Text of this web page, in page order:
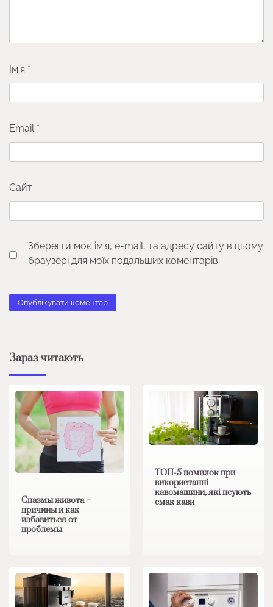
Ім'я *
Email *
Сайт
Зберегти моє ім'я, e-mail, та адресу сайту в цьому
браузері для моїх подальших коментарів.
Зараз читають
Спазмы живота –
причины и как
избавиться от
проблемы
ТОП-5 помилок при
використанні
кавомашини, які псують
смак кави